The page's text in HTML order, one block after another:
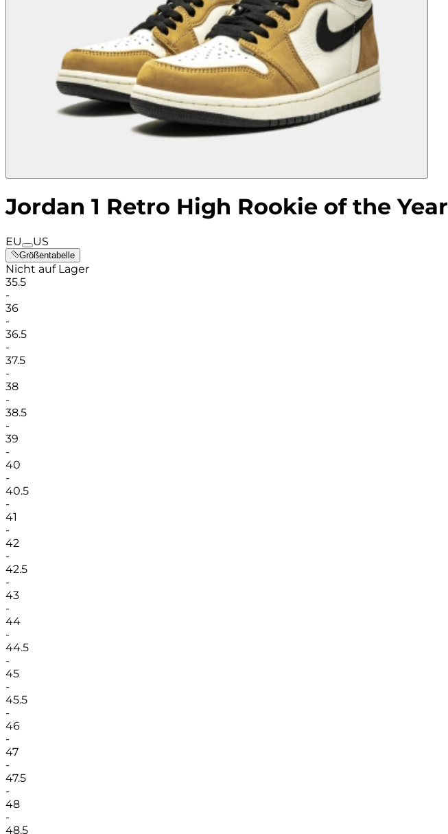
Jordan 1 Retro High Rookie of the Year
EU US
Größentabelle
Nicht auf Lager
35.5
-
36
-
36.5
-
37.5
-
38
-
38.5
-
39
-
40
-
40.5
-
41
-
42
-
42.5
-
43
-
44
-
44.5
-
45
-
45.5
-
46
-
47
-
47.5
-
48
-
48.5